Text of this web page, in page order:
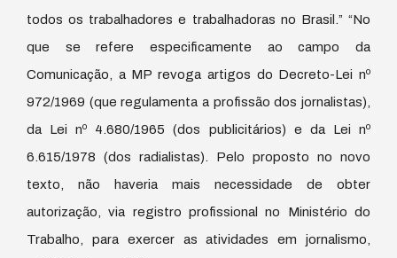
todos os trabalhadores e trabalhadoras no Brasil.” “No
que se refere especificamente ao campo da
Comunicação, a MP revoga artigos do Decreto-Lei nº
972/1969 (que regulamenta a profissão dos jornalistas),
da Lei nº 4.680/1965 (dos publicitários) e da Lei nº
6.615/1978 (dos radialistas). Pelo proposto no novo
texto, não haveria mais necessidade de obter
autorização, via registro profissional no Ministério do
Trabalho, para exercer as atividades em jornalismo,